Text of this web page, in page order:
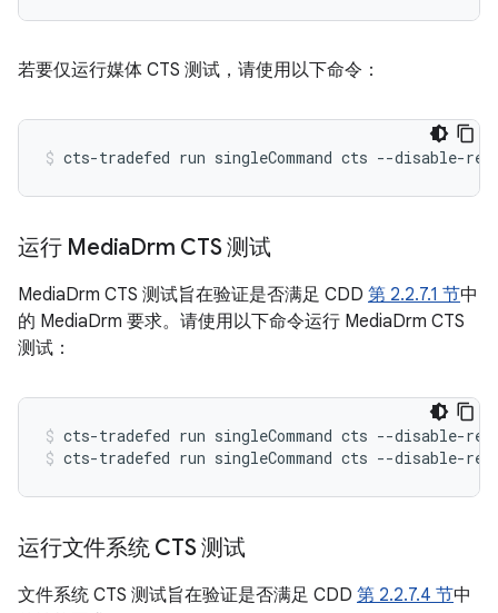
若要仅运行媒体 CTS 测试，请使用以下命令：
cts-tradefed run singleCommand cts --disable-
运行 MediaDrm CTS 测试
MediaDrm CTS 测试旨在验证是否满足 CDD 第 2.2.7.1 节中
的 MediaDrm 要求。请使用以下命令运行 MediaDrm CTS
测试：
cts-tradefed run singleCommand cts --disable-
cts-tradefed run singleCommand cts --disable-
运行文件系统 CTS 测试
文件系统 CTS 测试旨在验证是否满足 CDD 第 2.2.7.4 节中